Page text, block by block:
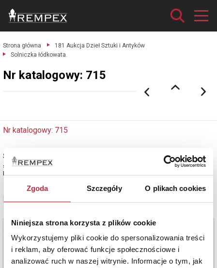
Zgoda Szczegóły O plikach cookies
Niniejsza strona korzysta z plików cookie
Wykorzystujemy pliki cookie do spersonalizowania treści
i reklam, aby oferować funkcje społecznościowe i
analizować ruch w naszej witrynie. Informacje o tym, jak
Strona główna
181 Aukcja Dzieł Sztuki i Antyków
Solniczka łódkowata.
Nr katalogowy: 715
Nr katalogowy: 715
Solniczka łódkowata
srebro próby 12;
Polska, Warszawa ?, k. XVIII/ pocz. XIX w.